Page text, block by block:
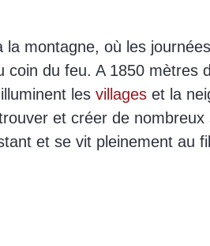
la montagne, où les
du feu. A 1850 mètres
les villages et la
et créer de
et se vit pleinement au